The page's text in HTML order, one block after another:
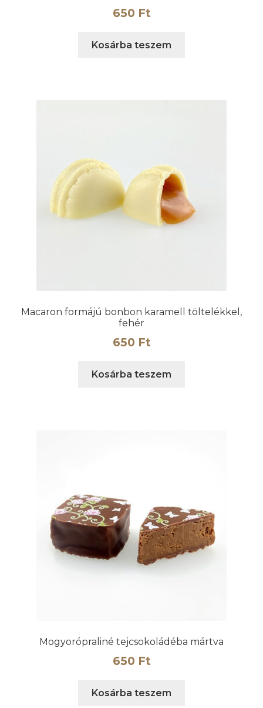
650 Ft
Kosárba teszem
Macaron formájú bonbon karamell töltelékkel,
fehér
650 Ft
Kosárba teszem
Mogyorópraliné tejcsokoládéba mártva
650 Ft
Kosárba teszem